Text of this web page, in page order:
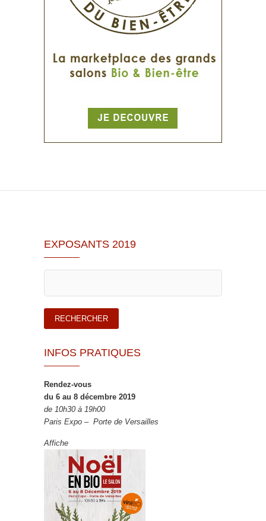
EXPOSANTS 2019
INFOS PRATIQUES
Rendez-vous
du 6 au 8 décembre 2019
de 10h30 à 19h00
Paris Expo – Porte de Versailles
Affiche